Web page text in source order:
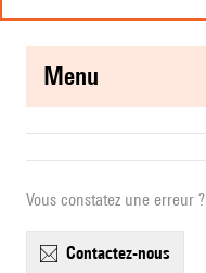
menu
Vous constatez une erreur ?
contactez-nous